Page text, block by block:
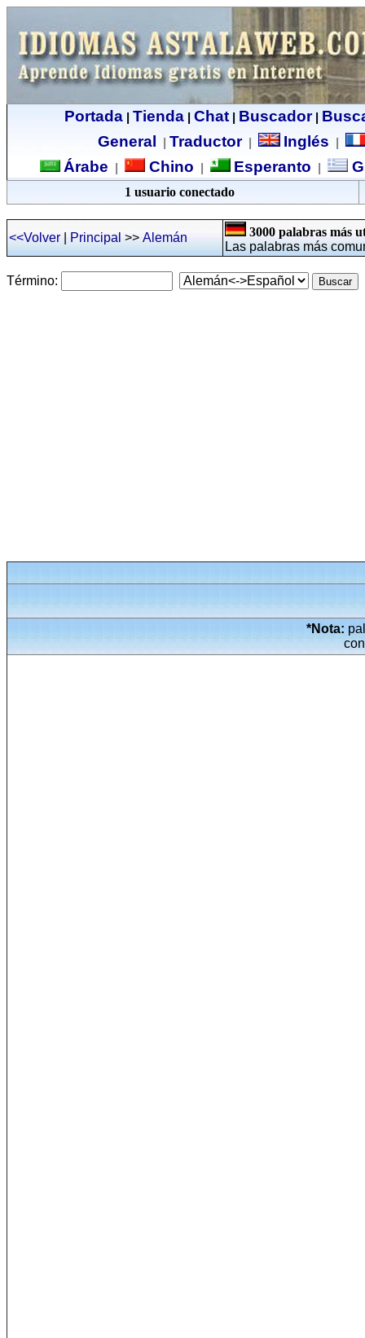
Portada| Tienda| Chat| Buscador|
General
Traductor| Inglés
Árabe Chino Esperanto
1 usuario conectado
<<Volver|Principal>>Alemán
3000 palabras más
Las palabras más
Término:
*Nota:
con